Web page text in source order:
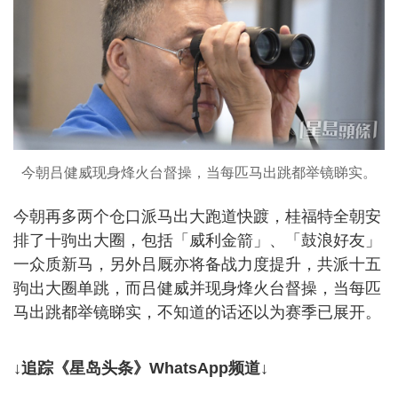
今朝吕健威现身烽火台督操，当每匹马出跳都举镜睇实。
今朝再多两个仓口派马出大跑道快踱，桂福特全朝安
排了十驹出大圈，包括「威利金箭」、「鼓浪好友」
一众质新马，另外吕厩亦将备战力度提升，共派十五
驹出大圈单跳，而吕健威并现身烽火台督操，当每匹
马出跳都举镜睇实，不知道的话还以为赛季已展开。
↓追踪《星岛头条》WhatsApp频道↓